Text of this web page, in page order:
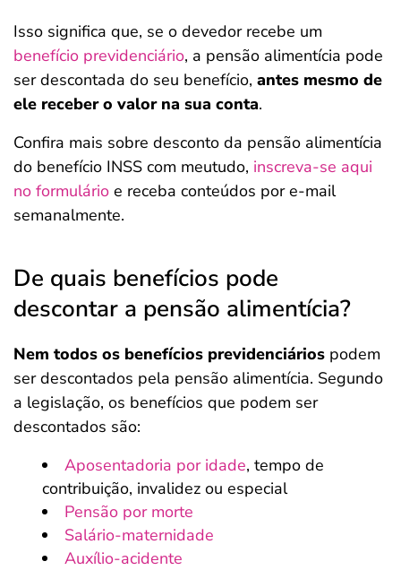
Isso significa que, se o devedor recebe um
benefício previdenciário, a pensão alimentícia pode
ser descontada do seu benefício, antes mesmo de
ele receber o valor na sua conta.
Confira mais sobre desconto da pensão alimentícia
do benefício INSS com meutudo, inscreva-se aqui
no formulário e receba conteúdos por e-mail
semanalmente.
De quais benefícios pode
descontar a pensão alimentícia?
Nem todos os benefícios previdenciários podem
ser descontados pela pensão alimentícia. Segundo
a legislação, os benefícios que podem ser
descontados são:
Aposentadoria por idade, tempo de
contribuição, invalidez ou especial
Pensão por morte
Salário-maternidade
Auxílio-acidente